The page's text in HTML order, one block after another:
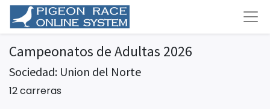
Campeonatos de Adultas 2026
Sociedad: Union del Norte
12 carreras